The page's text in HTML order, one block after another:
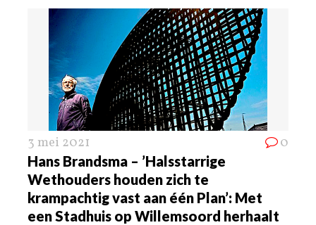
3 mei 2021 0
Hans Brandsma – ’Halsstarrige
Wethouders houden zich te
krampachtig vast aan één Plan’: Met
een Stadhuis op Willemsoord herhaalt